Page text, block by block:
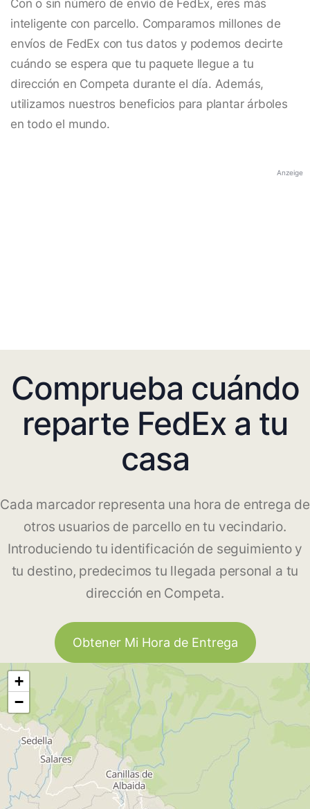
Con o sin número de envío de FedEx, eres más
inteligente con parcello. Comparamos millones de
envíos de FedEx con tus datos y podemos decirte
cuándo se espera que tu paquete llegue a tu
dirección en Competa durante el día. Además,
utilizamos nuestros beneficios para plantar árboles
en todo el mundo.
Anzeige
Comprueba cuándo
reparte FedEx a tu
casa
Cada marcador representa una hora de entrega de
otros usuarios de parcello en tu vecindario.
Introduciendo tu identificación de seguimiento y
tu destino, predecimos tu llegada personal a tu
dirección en Competa.
Obtener Mi Hora de Entrega
+
−